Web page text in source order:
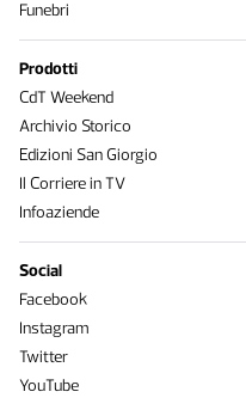
Funebri
Prodotti
CdT Weekend
Archivio Storico
Edizioni San Giorgio
Il Corriere in TV
Infoaziende
Social
Facebook
Instagram
Twitter
YouTube